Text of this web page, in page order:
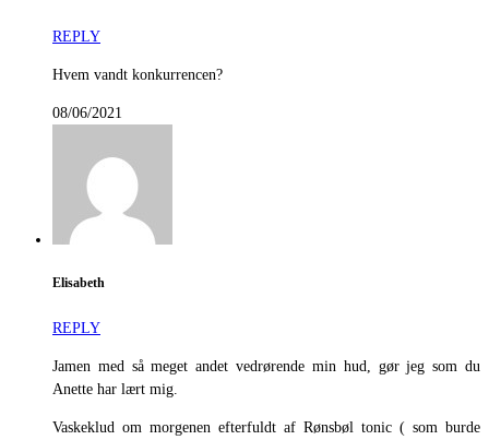
REPLY
Hvem vandt konkurrencen?
08/06/2021
Elisabeth
REPLY
Jamen med så meget andet vedrørende min hud, gør jeg som du
Anette har lært mig.
Vaskeklud om morgenen efterfuldt af Rønsbøl tonic ( som burde